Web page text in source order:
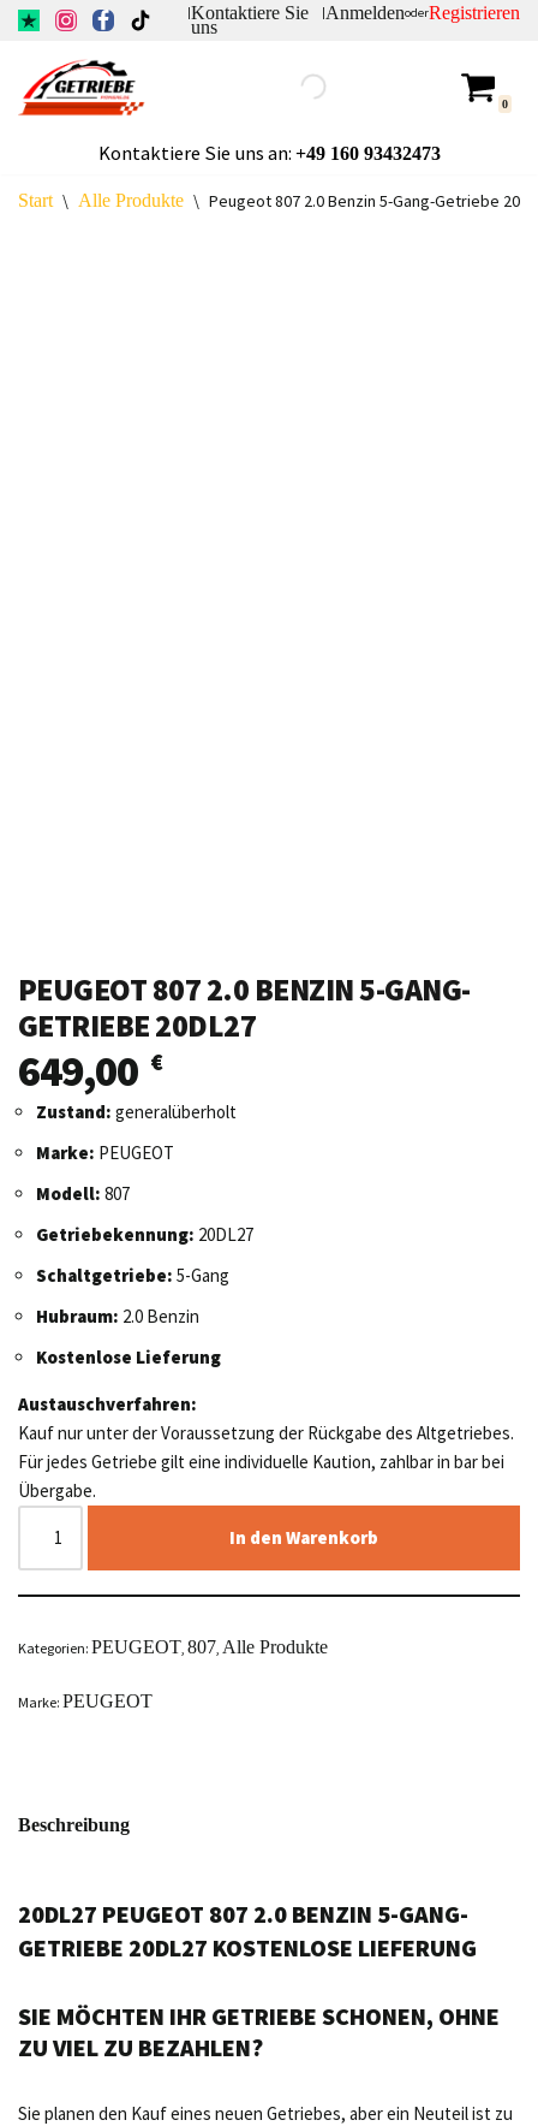
Inhalt
springen
|Kontaktiere Sie
uns
|AnmeldenoderRegistrieren
0
Kontaktiere Sie uns an: +49160 93432473
Start \ Alle Produkte \ Peugeot 807 2.0 Benzin 5-Gang-Getriebe
PEUGEOT 807 2.0 BENZIN 5-GANG-
GETRIEBE 20DL27
649,00 €
Zustand: generalüberholt
Marke: PEUGEOT
Modell: 807
Getriebekennung: 20DL27
Schaltgetriebe: 5-Gang
Hubraum: 2.0 Benzin
Kostenlose Lieferung
Austauschverfahren:
Kauf nur unter der Voraussetzung der Rückgabe des Altgetriebes.
Für jedes Getriebe gilt eine individuelle Kaution, zahlbar in bar bei
Übergabe.
In den Warenkorb
Kategorien: PEUGEOT 807 Alle Produkte
Marke: PEUGEOT
Beschreibung
20DL27 PEUGEOT 807 2.0 BENZIN 5-GANG-
GETRIEBE 20DL27 KOSTENLOSE LIEFERUNG
SIE MÖCHTEN IHR GETRIEBE SCHONEN, OHNE
ZU VIEL ZU BEZAHLEN?
Sie planen den Kauf eines neuen Getriebes, aber ein Neuteil ist zu